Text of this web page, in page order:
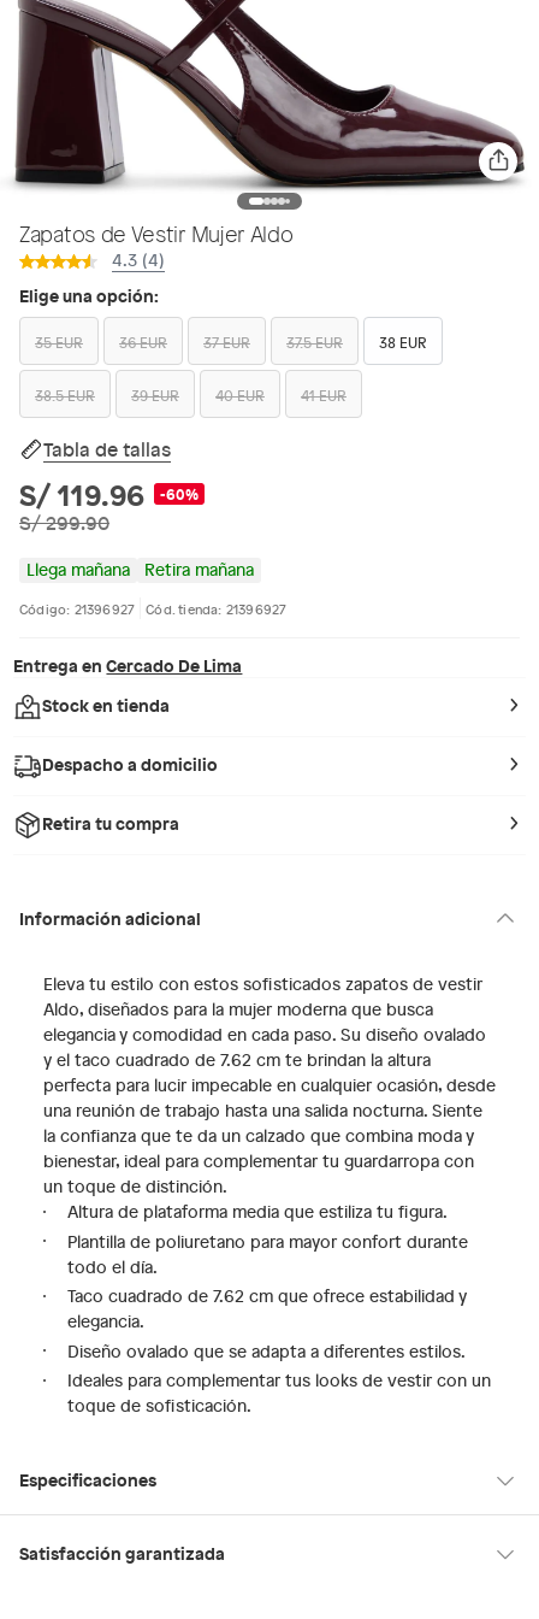
Zapatos de Vestir Mujer Aldo
4.3 (4)
Elige una opción:
35 EUR 36 EUR 37 EUR 37.5 EUR 38 EUR
38.5 EUR 39 EUR 40 EUR 41 EUR
Tabla de tallas
S/ 119.96 -60%
S/ 299.90
Llega mañana Retira mañana
Código: 21396927 Cód. tienda: 21396927
Entrega en Cercado De Lima
Stock en tienda
Despacho a domicilio
Retira tu compra
Información adicional
Eleva tu estilo con estos sofisticados zapatos de vestir
Aldo, diseñados para la mujer moderna que busca
elegancia y comodidad en cada paso. Su diseño ovalado
y el taco cuadrado de 7.62 cm te brindan la altura
perfecta para lucir impecable en cualquier ocasión, desde
una reunión de trabajo hasta una salida nocturna. Siente
la confianza que te da un calzado que combina moda y
bienestar, ideal para complementar tu guardarropa con
un toque de distinción.
Altura de plataforma media que estiliza tu figura.
Plantilla de poliuretano para mayor confort durante
todo el día.
Taco cuadrado de 7.62 cm que ofrece estabilidad y
elegancia.
Diseño ovalado que se adapta a diferentes estilos.
Ideales para complementar tus looks de vestir con un
toque de sofisticación.
Especificaciones
Condicion del
Satisfacción garantizada